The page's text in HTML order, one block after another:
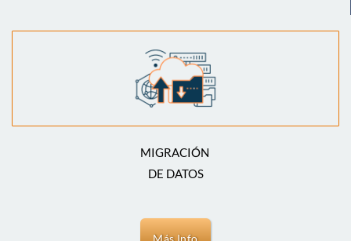
MIGRACIÓN
DE DATOS
Más Info